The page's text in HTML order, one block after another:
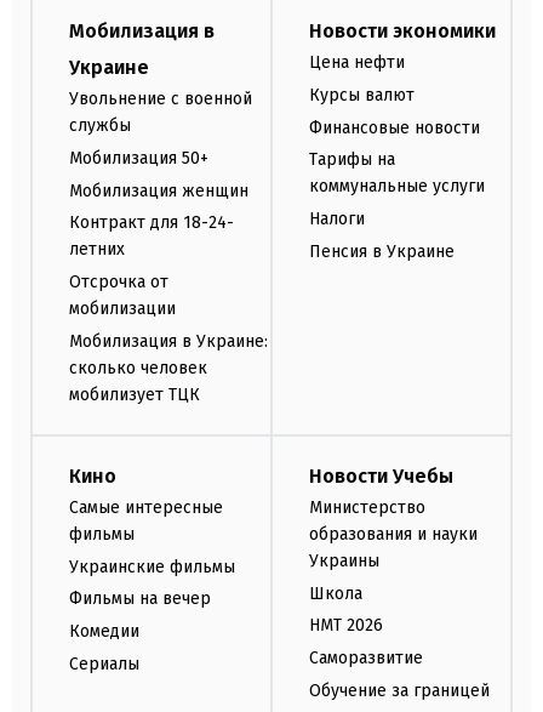
Мобилизация в
Украине
Увольнение с военной
службы
Мобилизация 50+
Мобилизация женщин
Контракт для 18-24-
летних
Отсрочка от
мобилизации
Мобилизация в Украине:
сколько человек
мобилизует ТЦК
Новости экономики
Цена нефти
Курсы валют
Финансовые новости
Тарифы на
коммунальные услуги
Налоги
Пенсия в Украине
Кино
Самые интересные
фильмы
Украинские фильмы
Фильмы на вечер
Комедии
Сериалы
Новости Учебы
Министерство
образования и науки
Украины
Школа
НМТ 2026
Саморазвитие
Обучение за границей